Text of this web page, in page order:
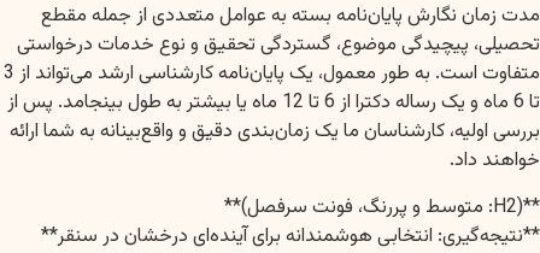
مدت زمان نگارش پایان‌نامه بسته به عوامل متعددی از جمله مقطع
تحصیلی، پیچیدگی موضوع، گستردگی تحقیق و نوع خدمات درخواستی
متفاوت است. به طور معمول، یک پایان‌نامه کارشناسی ارشد می‌تواند از 3
تا 6 ماه و یک رساله دکترا از 6 تا 12 ماه یا بیشتر به طول بینجامد. پس از
بررسی اولیه، کارشناسان ما یک زمان‌بندی دقیق و واقع‌بینانه به شما ارائه
خواهند داد.
**(H2: متوسط و پررنگ، فونت سرفصل)**
**نتیجه‌گیری: انتخابی هوشمندانه برای آینده‌ای درخشان در سنقر**